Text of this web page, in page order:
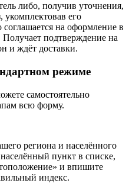
либо, получив уточнения,
укомплектовав его
на оформление в
Получает подтверждение на
и ждёт доставки.
режиме
самостоятельно
всю форму.
региона и населённого
пункт в списке,
и впишите
индекс.